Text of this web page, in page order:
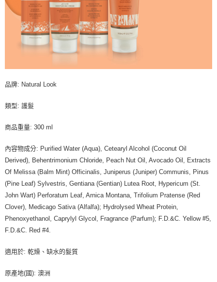
品牌: Natural Look
類型: 護髮
商品重量: 300 ml
內容物成分: Purified Water (Aqua), Cetearyl Alcohol (Coconut Oil
Derived), Behentrimonium Chloride, Peach Nut Oil, Avocado Oil, Extracts
Of Melissa (Balm Mint) Officinalis, Juniperus (Juniper) Communis, Pinus
(Pine Leaf) Sylvestris, Gentiana (Gentian) Lutea Root, Hypericum (St.
John Wart) Perforatum Leaf, Arnica Montana, Trifolium Pratense (Red
Clover), Medicago Sativa (Alfalfa); Hydrolysed Wheat Protein,
Phenoxyethanol, Caprylyl Glycol, Fragrance (Parfum); F.D.&C. Yellow #5,
F.D.&C. Red #4.
適用於: 乾燥、缺水的髮質
原產地(國): 澳洲